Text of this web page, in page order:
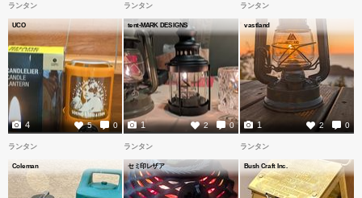
ランタン
UCO
5 0
4
ランタン
tent-MARK DESIGNS
2 0
1
ランタン
vastland
2 0
1
ランタン
Coleman
ランタン
セミ印レザア
ランタン
Bush Craft Inc.